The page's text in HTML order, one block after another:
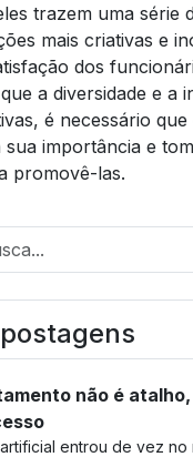
trazem uma série
mais criativas e
dos
a diversidade e a
é necessário que
importância e
promovê-las.
não é
entrou de vez no